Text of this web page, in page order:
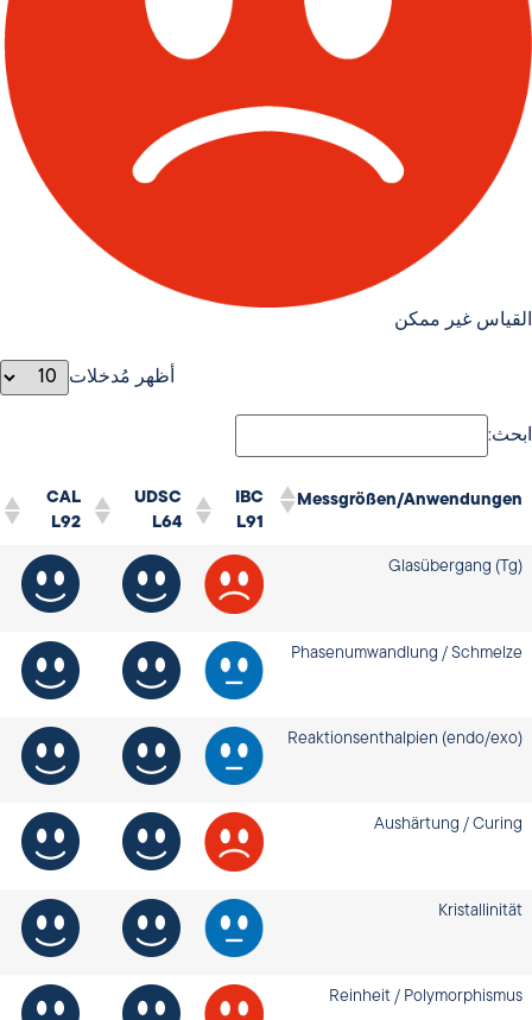
القياس غير ممكن
أظهر مُدخلات
ابحث:
Messgrößen/Anwendungen
IBC
L91
UDSC
L64
CAL
L92
Glasübergang (Tg)
Phasenumwandlung / Schmelze
Reaktionsenthalpien (endo/exo)
Aushärtung / Curing
Kristallinität
Reinheit / Polymorphismus